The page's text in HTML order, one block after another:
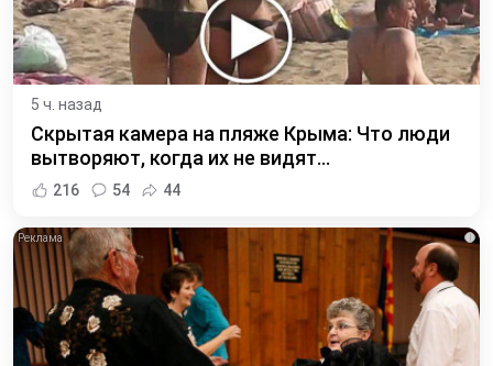
5 ч. назад
Скрытая камера на пляже Крыма: Что люди
вытворяют, когда их не видят...
216 54 44
i